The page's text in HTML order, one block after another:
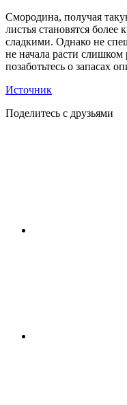
Смородина, получая
листья становятся
сладкими. Однако не
не начала расти слишком
позаботьтесь о запасах
Источник
Поделитесь с друзьями